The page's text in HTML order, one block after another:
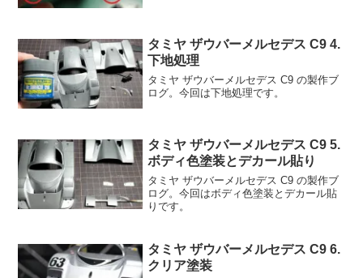
タミヤ ザウバーメルセデス C9 4.
下地処理
タミヤ ザウバーメルセデス C9 の製作ブ
ログ。今回は下地処理です。
タミヤ ザウバーメルセデス C9 5.
ボディ色塗装とデカール貼り
タミヤ ザウバーメルセデス C9 の製作ブ
ログ。今回はボディ色塗装とデカール貼
りです。
タミヤ ザウバーメルセデス C9 6.
クリア塗装